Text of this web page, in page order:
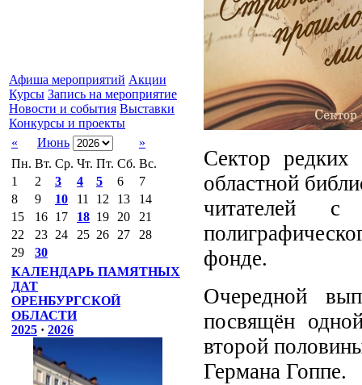
Афиша мероприятий Акции
Курсы Запись на мероприятие
Новости и события Выставки
Конкурсы и проекты
«
Июнь
»
Пн. Вт. Ср. Чт. Пт. Сб. Вс.
1
2 3 4 5 6
7
8
9 10 11 12 13
14
15
16 17 18 19 20
21
22
23 24 25 26 27
28
29
30
КАЛЕНДАРЬ ПАМЯТНЫХ
ДАТ
ОРЕНБУРГСКОЙ
ОБЛАСТИ
2025 · 2026
Сектор редких
областной
читателей
фонде.
Очередной
посвящён
второй
Германа Гоппе.